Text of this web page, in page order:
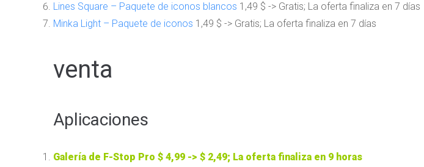
Lines Square – Paquete de iconos blancos 1,49 $ -> Gratis; La oferta finaliza en 7 días
Minka Light – Paquete de iconos 1,49 $ -> Gratis; La oferta finaliza en 7 días
venta
Aplicaciones
Galería de F-Stop Pro $ 4,99 -> $ 2,49; La oferta finaliza en 9 horas